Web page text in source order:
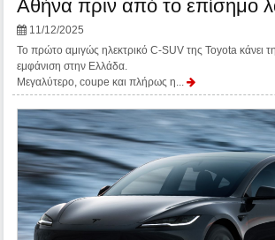
Αθήνα πριν από το επίσημο
11/12/2025
Το πρώτο αμιγώς ηλεκτρικό C-SUV της Toyota κάνει
εμφάνιση στην Ελλάδα.
Μεγαλύτερο, coupe και πλήρως η...